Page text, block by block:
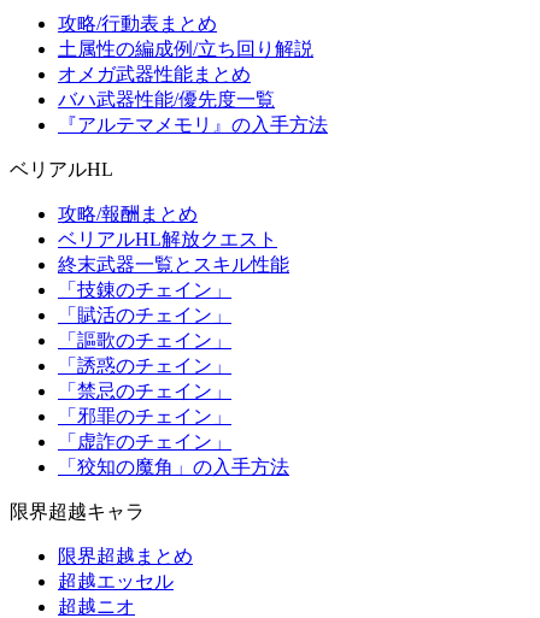
攻略/行動表まとめ
土属性の編成例/立ち回り解説
オメガ武器性能まとめ
バハ武器性能/優先度一覧
『アルテマメモリ』の入手方法
ベリアルHL
攻略/報酬まとめ
ベリアルHL解放クエスト
終末武器一覧とスキル性能
「技錬のチェイン」
「賦活のチェイン」
「謳歌のチェイン」
「誘惑のチェイン」
「禁忌のチェイン」
「邪罪のチェイン」
「虚詐のチェイン」
「狡知の魔角」の入手方法
限界超越キャラ
限界超越まとめ
超越エッセル
超越ニオ